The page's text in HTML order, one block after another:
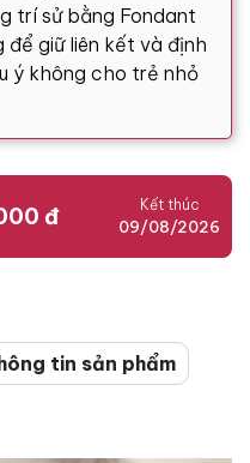
trí sử bằng Fondant
giữ liên kết và định
ý không cho trẻ nhỏ
đ Kết thúc
09/08/2026
tin sản phẩm